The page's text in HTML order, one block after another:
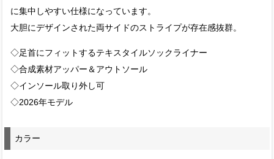
に集中しやすい仕様になっています。
大胆にデザインされた両サイドのストライプが存在感抜群。
◇足首にフィットするテキスタイルソックライナー
◇合成素材アッパー＆アウトソール
◇インソール取り外し可
◇2026年モデル
カラー